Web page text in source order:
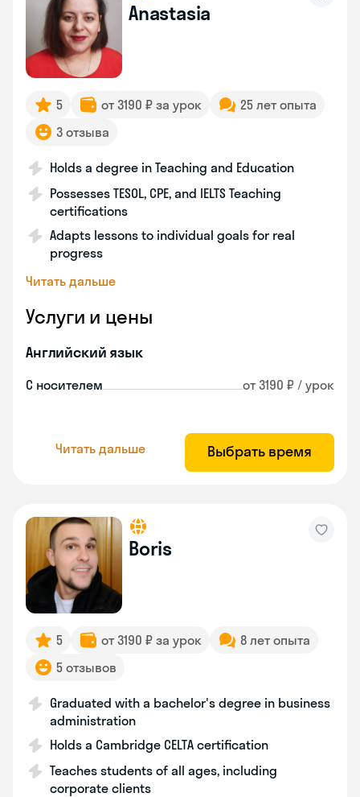
Anastasia
5 от 3190 ₽ за урок
25 лет опыта
3 отзыва
Holds a degree in Teaching and Education
Possesses TESOL, CPE, and IELTS Teaching
certifications
Adapts lessons to individual goals for real
progress
Читать дальше
Услуги и цены
Английский язык
С носителем от 3190 ₽ / урок
Читать дальше Выбрать время
Boris
5 от 3190 ₽ за урок
8 лет опыта
5 отзывов
Graduated with a bachelor's degree in business
administration
Holds a Cambridge CELTA certification
Teaches students of all ages, including
corporate clients